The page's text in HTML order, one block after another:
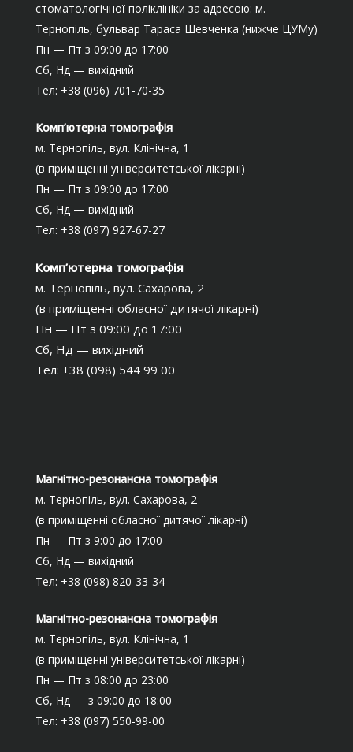
стоматологічної поліклініки за адресою: м.
Тернопіль, бульвар Тараса Шевченка (нижче ЦУМу)
Пн — Пт з 09:00 до 17:00
Сб, Нд — вихідний
Тел: +38 (096) 701-70-35
Комп’ютерна томографія
м. Тернопіль, вул. Клінічна, 1
(в приміщенні університетської лікарні)
Пн — Пт з 09:00 до 17:00
Сб, Нд — вихідний
Тел: +38 (097) 927-67-27
Комп’ютерна томографія
м. Тернопіль, вул. Сахарова, 2
(в приміщенні обласної дитячої лікарні)
Пн — Пт з 09:00 до 17:00
Сб, Нд — вихідний
Тел: +38 (098) 544 99 00
Магнітно-резонансна томографія
м. Тернопіль, вул. Сахарова, 2
(в приміщенні обласної дитячої лікарні)
Пн — Пт з 9:00 до 17:00
Сб, Нд — вихідний
Тел: +38 (098) 820-33-34
Магнітно-резонансна томографія
м. Тернопіль, вул. Клінічна, 1
(в приміщенні університетської лікарні)
Пн — Пт з 08:00 до 23:00
Сб, Нд — з 09:00 до 18:00
Тел: +38 (097) 550-99-00